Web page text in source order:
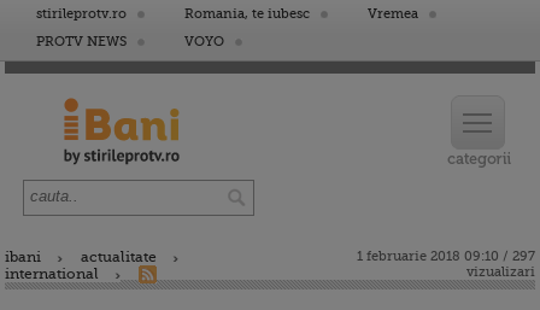
stirileprotv.ro Romania, te iubesc
Vremea
PROTV NEWS
VOYO
ibani
actualitate
international
1 februarie 2018 09:10 / 297
vizualizari